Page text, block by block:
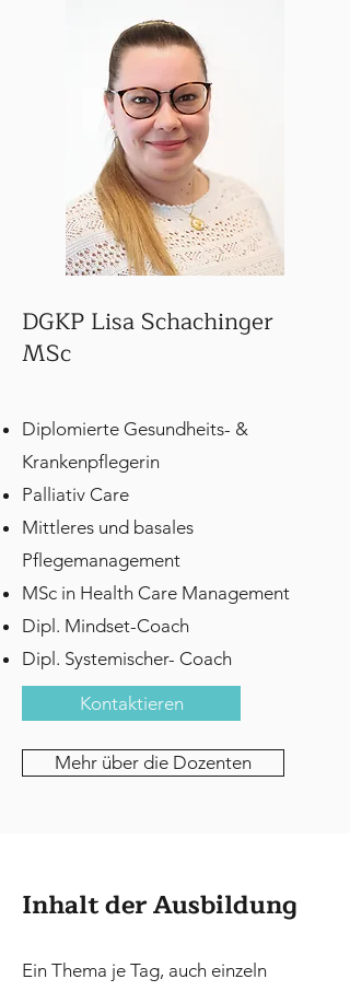
DGKP Lisa Schachinger
MSc
Diplomierte Gesundheits- &
Krankenpflegerin
Palliativ Care
Mittleres und basales
Pflegemanagement
MSc in Health Care Management
Dipl. Mindset-Coach
Dipl. Systemischer- Coach
Kontaktieren
Mehr über die Dozenten
Inhalt der Ausbildung
Ein Thema je Tag, auch einzeln